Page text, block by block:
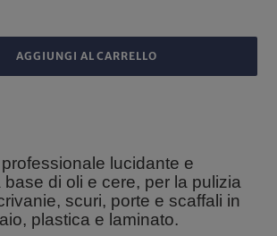
AGGIUNGI AL CARRELLO
lucidante e
base di oli e cere, per la pulizia
scuri, porte e scaffali in
plastica e laminato.